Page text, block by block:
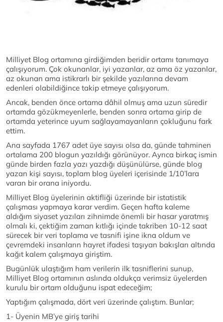
Milliyet Blog ortamına girdiğimden beridir ortamı tanımaya
çalışıyorum. Çok okunanlar, iyi yazanlar, az ama öz yazanlar,
az okunan ama istikrarlı bir şekilde yazılarına devam
edenleri olabildiğince takip etmeye çalışıyorum.
Ancak, benden önce ortama dâhil olmuş ama uzun süredir
ortamda gözükmeyenlerle, benden sonra ortama girip de
ortamda yeterince uyum sağlayamayanların çokluğunu fark
ettim.
Ana sayfada 1767 adet üye sayısı olsa da, günde tahminen
ortalama 200 blogun yazıldığı görünüyor. Ayrıca birkaç ismin
günde birden fazla yazı yazdığı düşünülürse, günde blog
yazan kişi sayısı, toplam blog üyeleri içerisinde 1/10’lara
varan bir orana iniyordu.
Milliyet Blog üyelerinin aktifliği üzerinde bir istatistik
çalışması yapmaya karar verdim. Geçen hafta kaleme
aldığım siyaset yazıları zihnimde önemli bir hasar yaratmış
olmalı ki, çektiğim zaman kıtlığı içinde takriben 10-12 saat
sürecek bir veri toplama ve tasnifi işine ikna oldum ve
çevremdeki insanların hayret ifadesi taşıyan bakışları altında
kağıt kalem çalışmaya giriştim.
Bugünlük ulaştığım ham verilerin ilk tasniflerini sunup,
Milliyet Blog ortamının aslında oldukça verimsiz üyelerden
kurulu bir ortam olduğunu ispat edeceğim;
Yaptığım çalışmada, dört veri üzerinde çalıştım. Bunlar;
1- Üyenin MB’ye giriş tarihi